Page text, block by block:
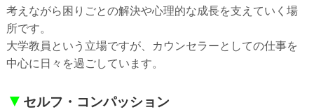
考えながら困りごとの解決や心理的な成長を支えていく場
所です。
大学教員という立場ですが、カウンセラーとしての仕事を
中心に日々を過ごしています。
▼ セルフ・コンパッション